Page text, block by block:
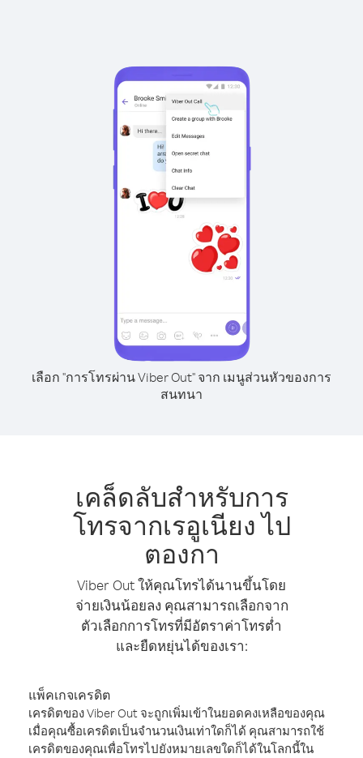
เลือก "การโทรผ่าน Viber Out" จาก เมนูส่วนหัวของการ
สนทนา
เคล็ดลับสำหรับการ
โทรจากเรอูเนียง ไป
ตองกา
Viber Out ให้คุณโทรได้นานขึ้นโดย
จ่ายเงินน้อยลง คุณสามารถเลือกจาก
ตัวเลือกการโทรที่มีอัตราค่าโทรต่ำ
และยืดหยุ่นได้ของเรา:
แพ็คเกจเครดิต
เครดิตของ Viber Out จะถูกเพิ่มเข้าในยอดคงเหลือของคุณ
เมื่อคุณซื้อเครดิตเป็นจำนวนเงินเท่าใดก็ได้ คุณสามารถใช้
เครดิตของคุณเพื่อโทรไปยังหมายเลขใดก็ได้ในโลกนี้ใน